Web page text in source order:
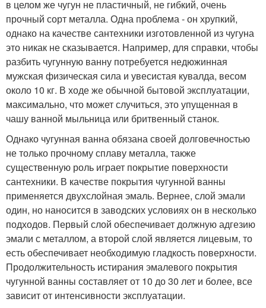
в целом же чугун не пластичный, не гибкий, очень
прочный сорт металла. Одна проблема - он хрупкий,
однако на качестве сантехники изготовленной из чугуна
это никак не сказывается. Например, для справки, чтобы
разбить чугунную ванну потребуется недюжинная
мужская физическая сила и увесистая кувалда, весом
около 10 кг. В ходе же обычной бытовой эксплуатации,
максимально, что может случиться, это упущенная в
чашу ванной мыльница или бритвенный станок.
Однако чугунная ванна обязана своей долговечностью
не только прочному сплаву металла, также
существенную роль играет покрытие поверхности
сантехники. В качестве покрытия чугунной ванны
применяется двухслойная эмаль. Вернее, слой эмали
один, но наносится в заводских условиях он в несколько
подходов. Первый слой обеспечивает должную адгезию
эмали с металлом, а второй слой является лицевым, то
есть обеспечивает необходимую гладкость поверхности.
Продолжительность истирания эмалевого покрытия
чугунной ванны составляет от 10 до 30 лет и более, все
зависит от интенсивности эксплуатации.